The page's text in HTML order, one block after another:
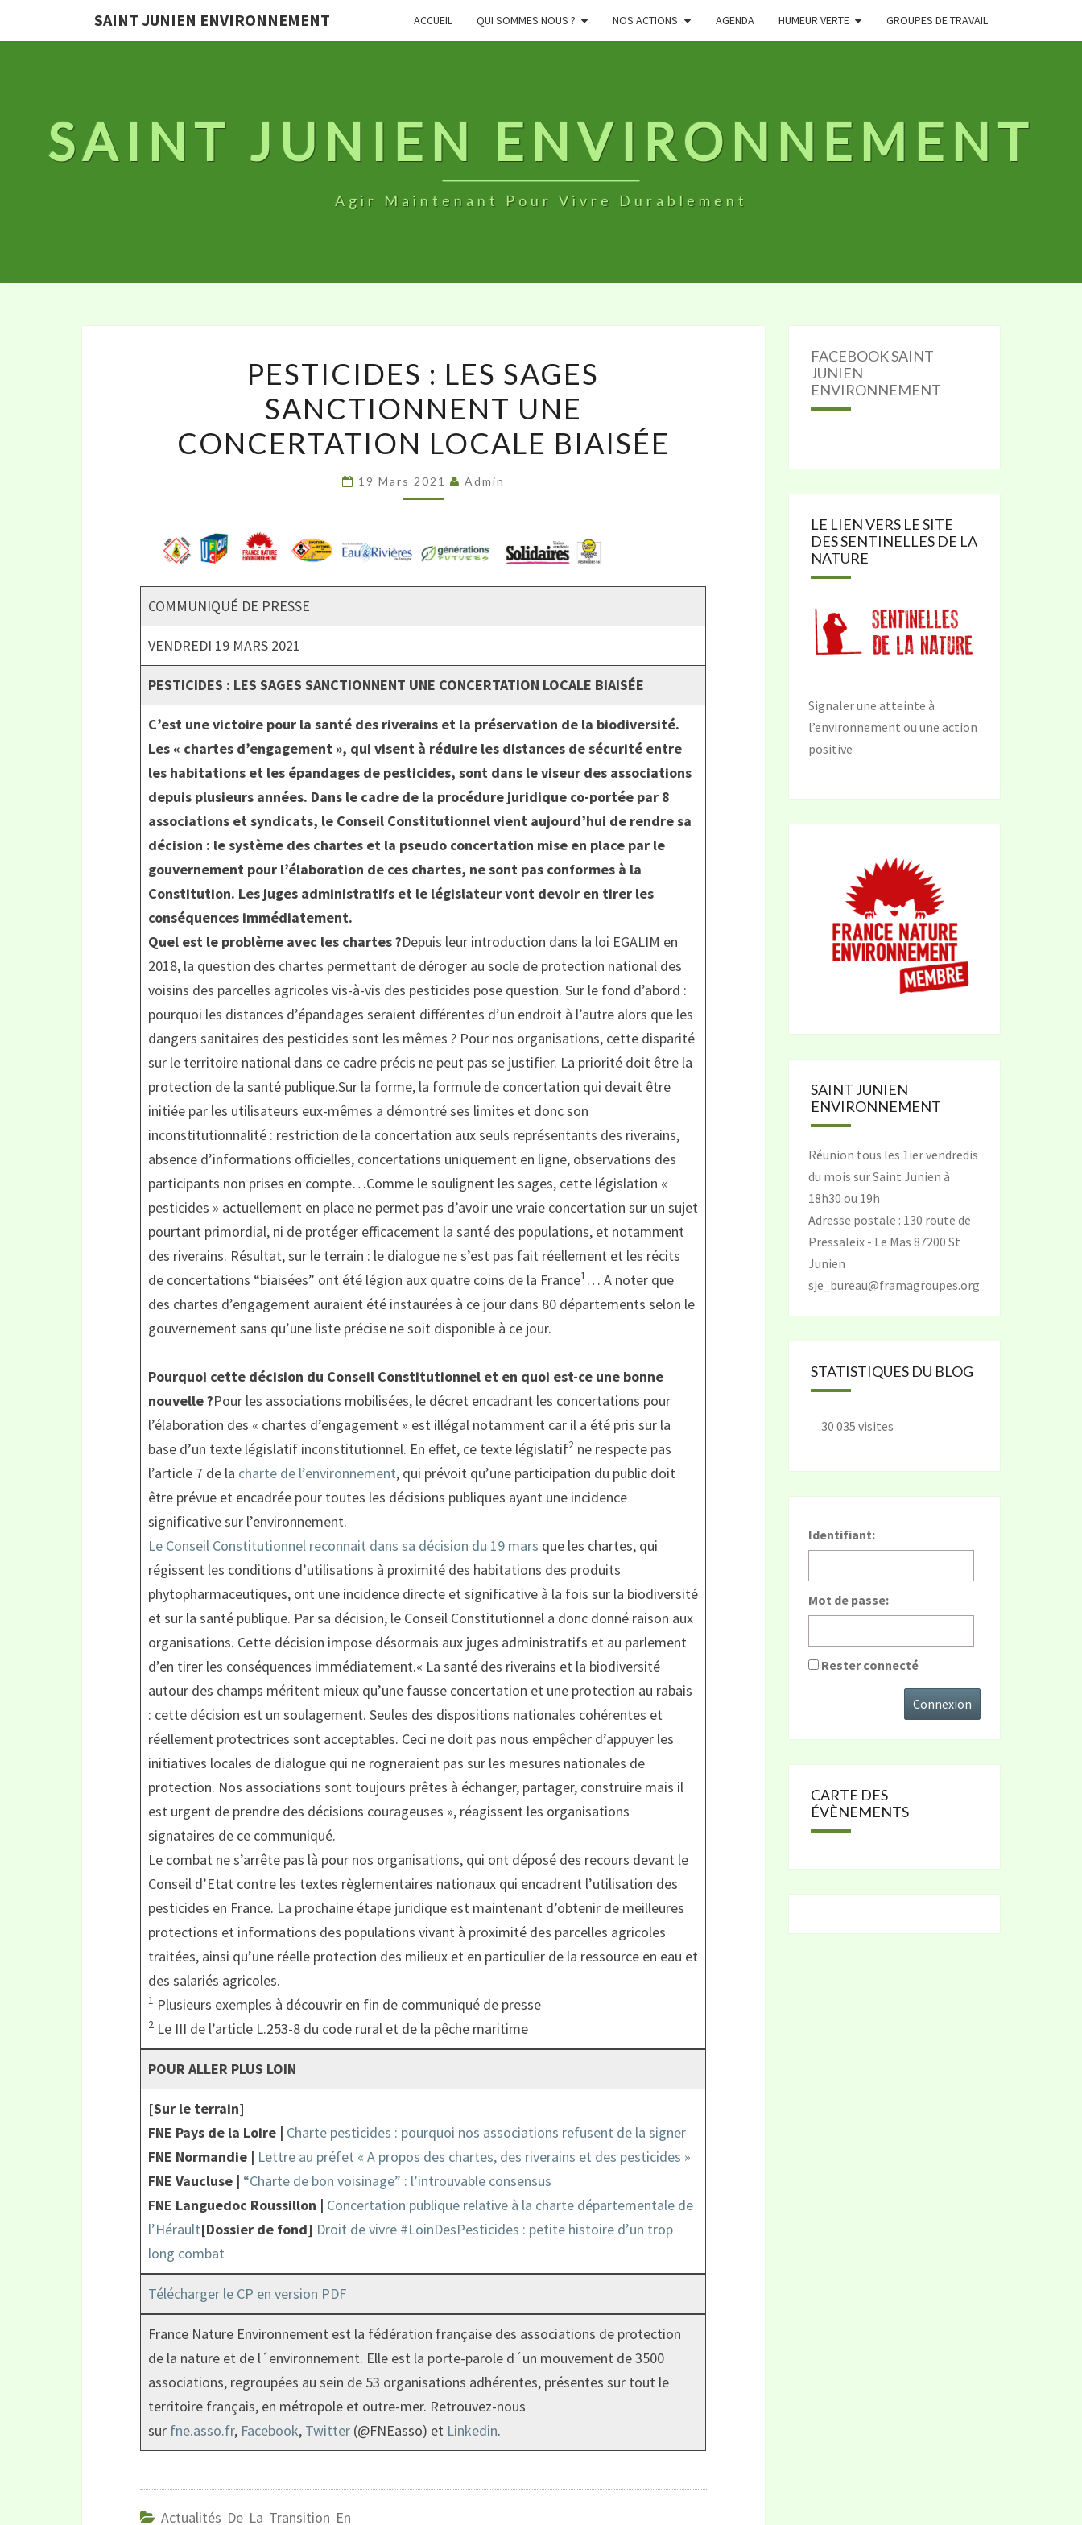
SAINT JUNIEN ENVIRONNEMENT ACCUEIL QUI SOMMES NOUS ? NOS ACTIONS AGENDA HUMEUR VERTE GROUPES DE TRAVAIL
SAINT JUNIEN ENVIRONNEMENT
Agir Maintenant Pour Vivre Durablement
LES
SAGES
SANCTIONNENT
UNE
CONCERTATION
BIAISÉE
PESTICIDES : LES SAGES
SANCTIONNENT UNE
CONCERTATION LOCALE BIAISÉE
19 Mars 2021 Admin
COMMUNIQUÉ DE PRESSE
VENDREDI 19 MARS 2021
PESTICIDES : LES SAGES SANCTIONNENT UNE CONCERTATION LOCALE BIAISÉE
C’est une victoire pour la santé des riverains et la préservation de la biodiversité.
Les « chartes d’engagement », qui visent à réduire les distances de sécurité entre
les habitations et les épandages de pesticides, sont dans le viseur des associations
depuis plusieurs années. Dans le cadre de la procédure juridique co-portée par 8
associations et syndicats, le Conseil Constitutionnel vient aujourd’hui de rendre sa
décision : le système des chartes et la pseudo concertation mise en place par le
gouvernement pour l’élaboration de ces chartes, ne sont pas conformes à la
Constitution. Les juges administratifs et le législateur vont devoir en tirer les
conséquences immédiatement.
Quel est le problème avec les chartes ?Depuis leur introduction dans la loi EGALIM en
2018, la question des chartes permettant de déroger au socle de protection national des
voisins des parcelles agricoles vis-à-vis des pesticides pose question. Sur le fond d’abord :
pourquoi les distances d’épandages seraient différentes d’un endroit à l’autre alors que les
dangers sanitaires des pesticides sont les mêmes ? Pour nos organisations, cette disparité
sur le territoire national dans ce cadre précis ne peut pas se justifier. La priorité doit être la
protection de la santé publique.Sur la forme, la formule de concertation qui devait être
initiée par les utilisateurs eux-mêmes a démontré ses limites et donc son
inconstitutionnalité : restriction de la concertation aux seuls représentants des riverains,
absence d’informations officielles, concertations uniquement en ligne, observations des
participants non prises en compte…Comme le soulignent les sages, cette législation «
pesticides » actuellement en place ne permet pas d’avoir une vraie concertation sur un sujet
pourtant primordial, ni de protéger efficacement la santé des populations, et notamment
des riverains. Résultat, sur le terrain : le dialogue ne s’est pas fait réellement et les récits
de concertations “biaisées” ont été légion aux quatre coins de la France1… A noter que
des chartes d’engagement auraient été instaurées à ce jour dans 80 départements selon le
gouvernement sans qu’une liste précise ne soit disponible à ce jour.
Pourquoi cette décision du Conseil Constitutionnel et en quoi est-ce une bonne
nouvelle ?Pour les associations mobilisées, le décret encadrant les concertations pour
l’élaboration des « chartes d’engagement » est illégal notamment car il a été pris sur la
base d’un texte législatif inconstitutionnel. En effet, ce texte législatif2 ne respecte pas
l’article 7 de la charte de l’environnement, qui prévoit qu’une participation du public doit
être prévue et encadrée pour toutes les décisions publiques ayant une incidence
significative sur l’environnement.
Le Conseil Constitutionnel reconnait dans sa décision du 19 mars que les chartes, qui
régissent les conditions d’utilisations à proximité des habitations des produits
phytopharmaceutiques, ont une incidence directe et significative à la fois sur la biodiversité
et sur la santé publique. Par sa décision, le Conseil Constitutionnel a donc donné raison aux
organisations. Cette décision impose désormais aux juges administratifs et au parlement
d’en tirer les conséquences immédiatement.« La santé des riverains et la biodiversité
autour des champs méritent mieux qu’une fausse concertation et une protection au rabais
: cette décision est un soulagement. Seules des dispositions nationales cohérentes et
réellement protectrices sont acceptables. Ceci ne doit pas nous empêcher d’appuyer les
initiatives locales de dialogue qui ne rogneraient pas sur les mesures nationales de
protection. Nos associations sont toujours prêtes à échanger, partager, construire mais il
est urgent de prendre des décisions courageuses », réagissent les organisations
signataires de ce communiqué.
Le combat ne s’arrête pas là pour nos organisations, qui ont déposé des recours devant le
Conseil d’Etat contre les textes règlementaires nationaux qui encadrent l’utilisation des
pesticides en France. La prochaine étape juridique est maintenant d’obtenir de meilleures
protections et informations des populations vivant à proximité des parcelles agricoles
traitées, ainsi qu’une réelle protection des milieux et en particulier de la ressource en eau et
des salariés agricoles.
1 Plusieurs exemples à découvrir en fin de communiqué de presse
2 Le III de l’article L.253-8 du code rural et de la pêche maritime
POUR ALLER PLUS LOIN
[Sur le terrain]
FNE Pays de la Loire | Charte pesticides : pourquoi nos associations refusent de la signer
FNE Normandie | Lettre au préfet « A propos des chartes, des riverains et des pesticides »
FNE Vaucluse | “Charte de bon voisinage” : l’introuvable consensus
FNE Languedoc Roussillon | Concertation publique relative à la charte départementale de
l’Hérault[Dossier de fond] Droit de vivre #LoinDesPesticides : petite histoire d’un trop
long combat
Télécharger le CP en version PDF
France Nature Environnement est la fédération française des associations de protection
de la nature et de l´environnement. Elle est la porte-parole d´un mouvement de 3500
associations, regroupées au sein de 53 organisations adhérentes, présentes sur tout le
territoire français, en métropole et outre-mer. Retrouvez-nous
sur fne.asso.fr, Facebook, Twitter (@FNEasso) et Linkedin.
Actualités De La Transition En
FACEBOOK SAINT
JUNIEN
ENVIRONNEMENT
LE LIEN VERS LE SITE
DES SENTINELLES DE LA
NATURE
Signaler une atteinte à
l’environnement ou une action
positive
SAINT JUNIEN
ENVIRONNEMENT
Réunion tous les 1ier vendredis
du mois sur Saint Junien à
18h30 ou 19h
Adresse postale : 130 route de
Pressaleix - Le Mas 87200 St
Junien
sje_bureau@framagroupes.org
STATISTIQUES DU BLOG
30 035 visites
Identifiant:
Mot de passe:
Rester connecté
Connexion
CARTE DES
ÉVÈNEMENTS